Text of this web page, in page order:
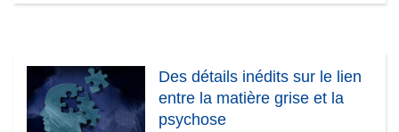
Des détails inédits sur le lien
entre la matière grise et la
psychose